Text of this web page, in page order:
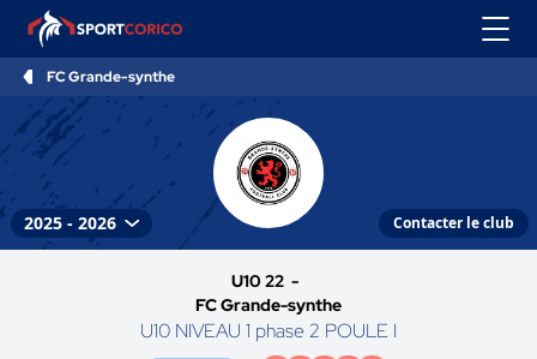
FC Grande-synthe
Contacter le club
U10 22 -
FC Grande-synthe
U10 NIVEAU 1 phase 2 POULE I